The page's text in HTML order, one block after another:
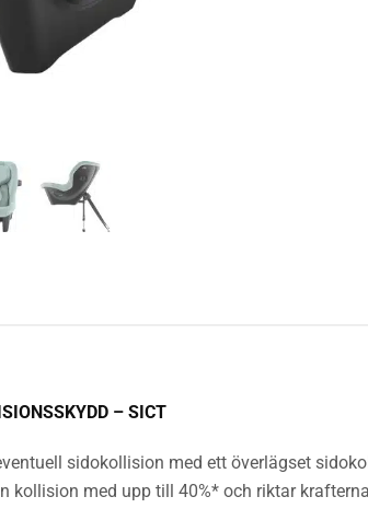
– SICT
sidokollision med ett överlägset
kollision med upp till 40%* och riktar